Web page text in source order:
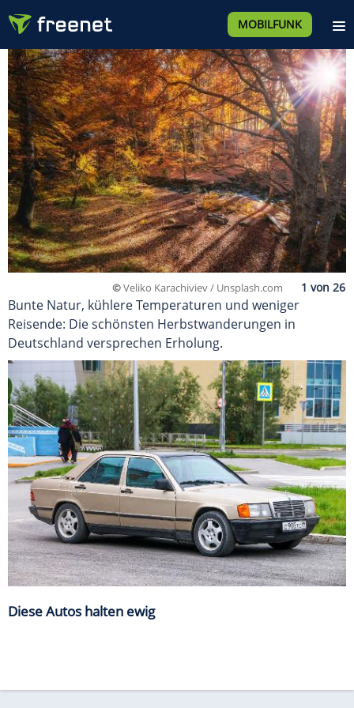
MOBILFUNK
©Veliko Karachiviev / Unsplash.com
Bunte Natur, kühlere Temperaturen und weniger
Reisende: Die schönsten Herbstwanderungen in
Deutschland versprechen Erholung.
Diese Autos halten ewig